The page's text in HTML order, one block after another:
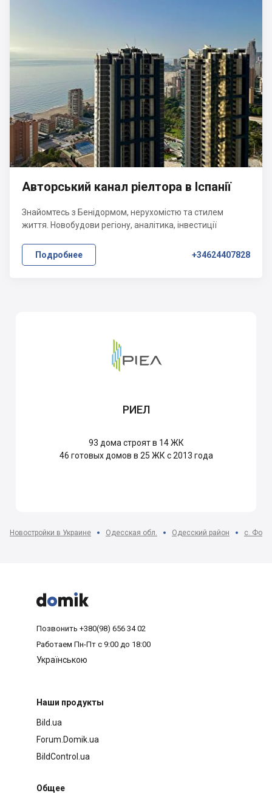
Авторський канал ріелтора в Іспанії
Знайомтесь з Бенідормом, нерухомістю та стилем
життя. Новобудови регіону, аналітика, інвестиції
Подробнее +34624407828
РИЕЛ
93 дома строят в 14 ЖК
46 готовых домов в 25 ЖК с 2013 года
Новостройки в Украине Одесская обл. Одесский район с.



Позвонить +380(98) 656 34 02
Работаем Пн-Пт с 9:00 до 18:00
Українською
Наши продукты
Bild.ua
Forum.Domik.ua
BildControl.ua
Общее